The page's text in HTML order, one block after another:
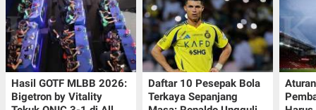
Hasil GOTF MLBB 2026:
Bigetron by Vitality
Daftar 10 Pesepak Bola
Terkaya Sepanjang